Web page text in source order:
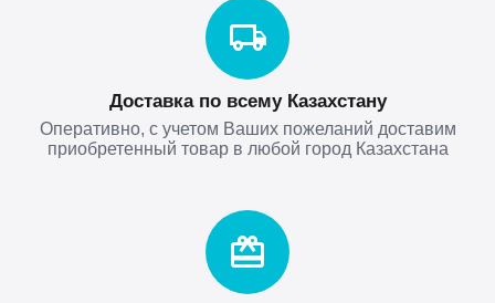
Доставка по всему Казахстану
Оперативно, с учетом Ваших пожеланий доставим
приобретенный товар в любой город Казахстана